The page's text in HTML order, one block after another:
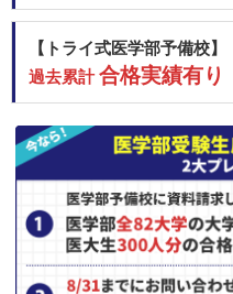
【トライ式医学部予備校】
過去累計合格実績有り